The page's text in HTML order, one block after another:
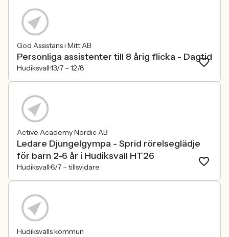
God Assistans i Mitt AB
Personliga assistenter till 8 årig flicka - Dagtid
Hudiksvall13/7 – 12/8
Active Academy Nordic AB
Ledare Djungelgympa - Sprid rörelseglädje
för barn 2-6 år i Hudiksvall HT26
Hudiksvall6/7 – tillsvidare
Hudiksvalls kommun